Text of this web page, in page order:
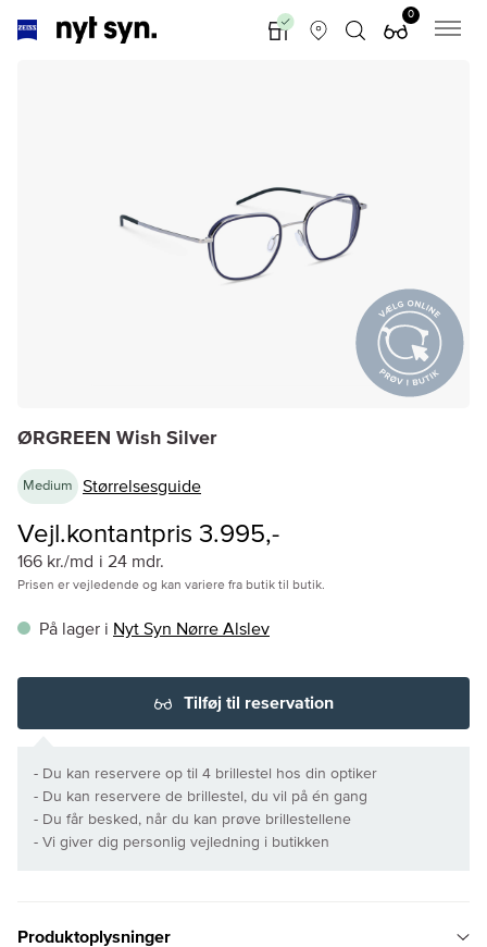
0
ØRGREEN Wish Silver
Medium Størrelsesguide
Vejl.kontantpris 3.995,-
166 kr./md i 24 mdr.
Prisen er vejledende og kan variere fra butik til butik.
På lager i Nyt Syn Nørre Alslev
Tilføj til reservation
- Du kan reservere op til 4 brillestel hos din optiker
- Du kan reservere de brillestel, du vil på én gang
- Du får besked, når du kan prøve brillestellene
- Vi giver dig personlig vejledning i butikken
Produktoplysninger